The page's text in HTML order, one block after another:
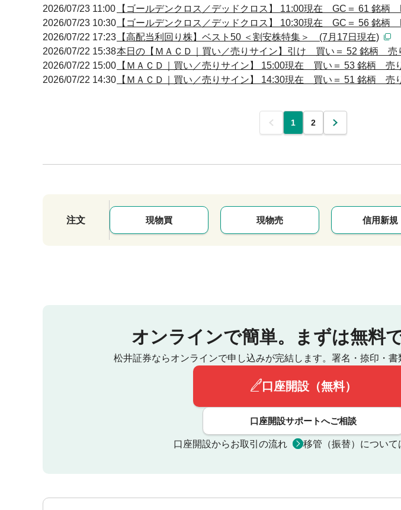
2026/07/23 11:00
【ゴールデンクロス／デッドクロス】 11:00現在 GC＝ 61 銘
2026/07/23 10:30 【ゴールデンクロス／デッドクロス】 10:30現在 GC＝ 56 銘
2026/07/22 17:23 【高配当利回り株】ベスト50 ＜割安株特集＞ (7月17日現在)
2026/07/22 15:38本日の【ＭＡＣＤ｜買い／売りサイン】引け 買い＝ 52 銘柄
2026/07/22 15:00 【ＭＡＣＤ｜買い／売りサイン】 15:00現在 買い＝ 53 銘柄
2026/07/22 14:30 【ＭＡＣＤ｜買い／売りサイン】 14:30現在 買い＝ 51 銘柄
前 1 2 次
注文 現物買 現物売 信用新規
オンラインで簡単。 まずは無料
松井証券ならオンラインで申し込みが完結します。 署名・捺印・書
口座開設（無料）
口座開設サポートへご相談
口座開設からお取引の流れ 移管（振替）について